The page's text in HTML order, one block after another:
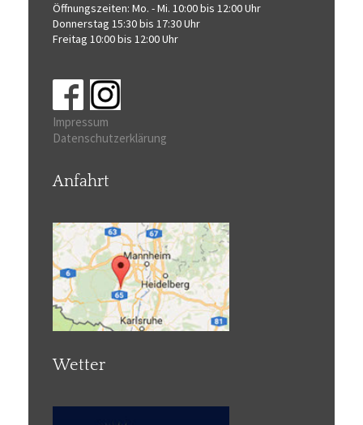
Öffnungszeiten: Mo. - Mi. 10:00 bis 12:00 Uhr
Donnerstag 15:30 bis 17:30 Uhr
Freitag 10:00 bis 12:00 Uhr
Impressum
Datenschutzerklärung
Anfahrt
Wetter